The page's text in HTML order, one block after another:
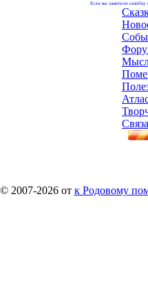
Если вы заметили ошибку
© 2007-2026 от к Родовому